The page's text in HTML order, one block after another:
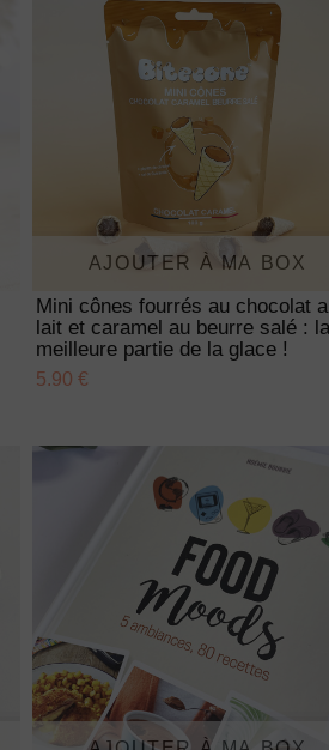
AJOUTER À MA BOX
Mini cônes fourrés au chocolat
lait et caramel au beurre salé :
meilleure partie de la glace !
5.90 €